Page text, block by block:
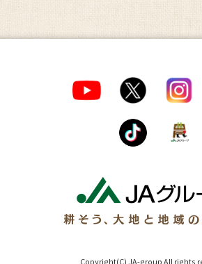
Copyright(C) JA-group All rights